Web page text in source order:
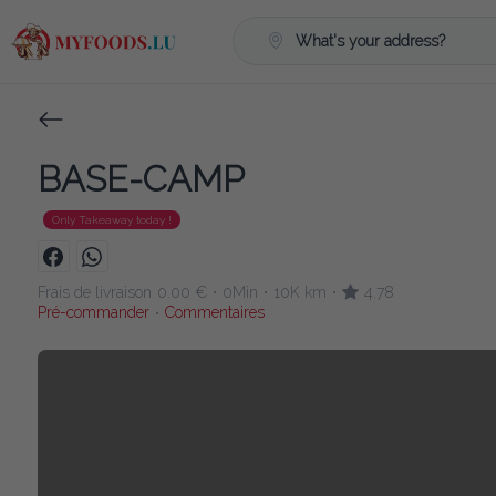
What's your address?
BASE-CAMP
Only Takeaway today !
Frais de livraison 0.00 € • 0Min • 10K km •
4.78
Pré-commander • Commentaires